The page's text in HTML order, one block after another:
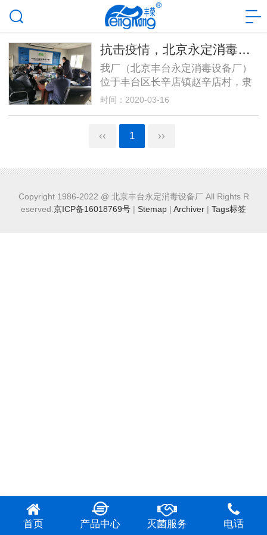
抗击疫情，北京永定消毒设备厂紧急行动
我厂（北京丰台永定消毒设备厂）
位于丰台区长辛店镇赵辛店村，隶
属医疗器械行业，35年专业生产医
行业内位居龙头，产品销售全国三
十个省市
时间：2020-03-16
‹‹ 1 ››
Copyright 1986-2022 @ 北京丰台永定消毒设备厂 All Rights R
eserved.京ICP备16018769号 | Stemap | Archiver | Tags标签
首页 产品中心 灭菌服务 电话